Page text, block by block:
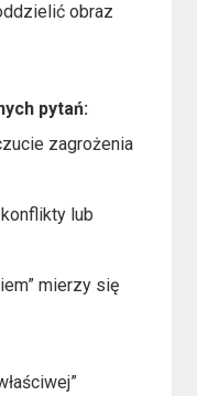
obraz
pytań:
zagrożenia
lub
mierzy się